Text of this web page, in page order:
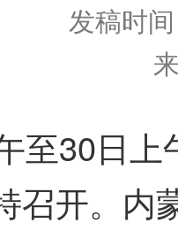
发稿时
30日上
召开。内